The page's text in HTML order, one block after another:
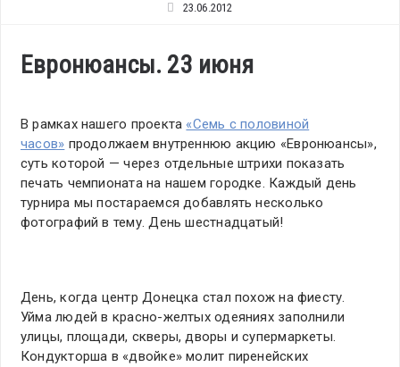
23.06.2012
Евронюансы. 23 июня
В рамках нашего проекта «Семь с половиной
часов» продолжаем внутреннюю акцию «Евронюансы»,
суть которой — через отдельные штрихи показать
печать чемпионата на нашем городке. Каждый день
турнира мы постараемся добавлять несколько
фотографий в тему. День шестнадцатый!
День, когда центр Донецка стал похож на фиесту.
Уйма людей в красно-желтых одеяниях заполнили
улицы, площади, скверы, дворы и супермаркеты.
Кондукторша в «двойке» молит пиренейских